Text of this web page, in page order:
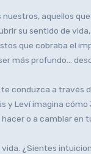
aquellos
su sentido de vida,
que cobraba el
más profundo…
conduzca a
Leví imagina
o a cambiar
¿Sientes